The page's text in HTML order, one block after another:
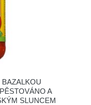
BAZALKOU
A
SLUNCEM